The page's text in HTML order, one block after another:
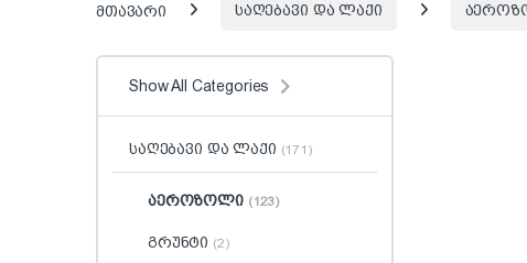
მთავარი საღებავი და ლაქი
Show All Categories
საღებავი და ლაქი (171)
აეროზოლი (123)
გრუნტი (2)